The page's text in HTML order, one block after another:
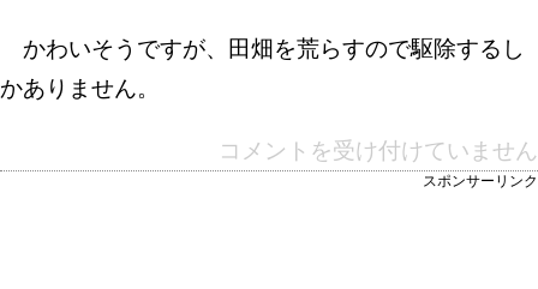
かわいそうですが、田畑を荒らすので駆除するし
かありません。
コメントを受け付けていません
スポンサーリンク